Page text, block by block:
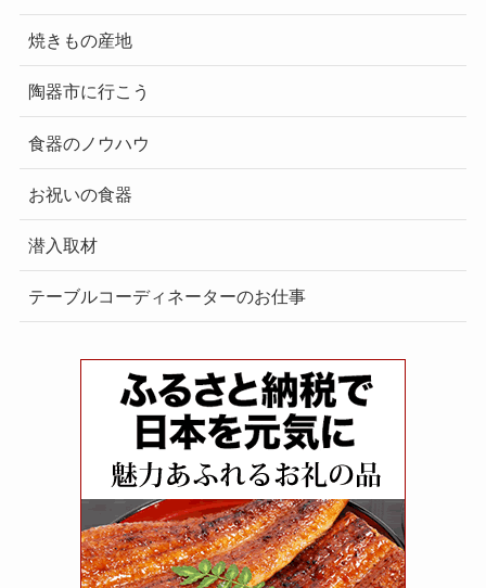
焼きもの産地
陶器市に行こう
食器のノウハウ
お祝いの食器
潜入取材
テーブルコーディネーターのお仕事